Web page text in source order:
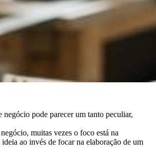
negócio pode parecer um tanto peculiar,
muitas vezes o foco está na
ao invés de focar na elaboração de um